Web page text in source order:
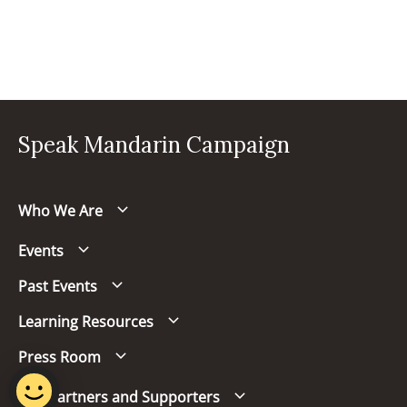
Speak Mandarin Campaign
Who We Are
Events
Past Events
Learning Resources
Press Room
Our Partners and Supporters